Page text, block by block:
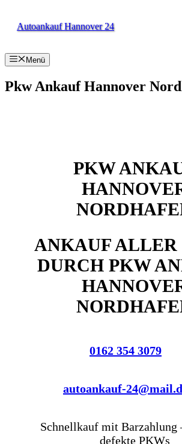
InhaltAutoankauf Hannover 24
Menü
Pkw Ankauf Hannover
PKW
ANKAUF ALLER
DURCH PKW
0162 354 3079
autoankauf-
Schnellkauf mit Barzahlung
defekte PKWs